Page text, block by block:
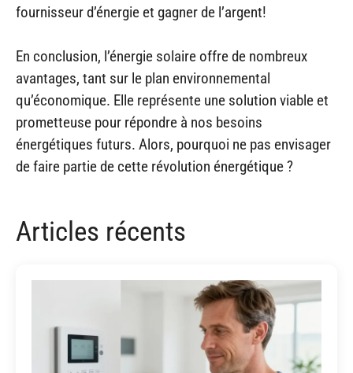
fournisseur d’énergie et gagner de l’argent!
En conclusion, l’énergie solaire offre de nombreux
avantages, tant sur le plan environnemental
qu’économique. Elle représente une solution viable et
prometteuse pour répondre à nos besoins
énergétiques futurs. Alors, pourquoi ne pas envisager
de faire partie de cette révolution énergétique ?
Articles récents